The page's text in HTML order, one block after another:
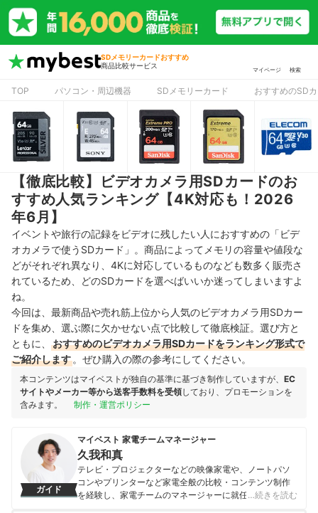
SDメモリーカードおすすめ
商品比較サービス
マイページ 検索
TOP パソコン・周辺機器 SDメモリーカード おすすめのSD
【徹底比較】ビデオカメラ用SDカードのお
すすめ人気ランキング【4K対応も！2026
年6月】
イベントや旅行の記録をビデオに残したい人におすすめの「ビデ
オカメラで使うSDカード」。商品によってメモリの容量や値段な
どがそれぞれ異なり、4Kに対応しているものなども数多く販売さ
れているため、どのSDカードを選べばいいか迷ってしまいますよ
ね。
今回は、最新商品や売れ筋上位から人気のビデオカメラ用SDカー
ドを集め、選ぶ際に欠かせない点で比較して徹底検証。選び方と
ともに、
おすすめのビデオカメラ用SDカードをランキング形式で
ご紹介します 。ぜひ購入の際の参考にしてください。
本コンテンツはマイベストが独自の基準に基づき制作していますが、 EC
サイトやメーカー等から送客手数料を受領しており、プロモーションを
含みます。
制作・運営ポリシー
ガイド
マイベスト 家電チームマネージャー
久我和真
テレビ・プロジェクターなどの映像家電や、ノートパソ
コンやプリンターなど家電全般の比較・コンテンツ制作
を経験し、家電チームのマネージャーに就任。キャリブ
…続きを読む